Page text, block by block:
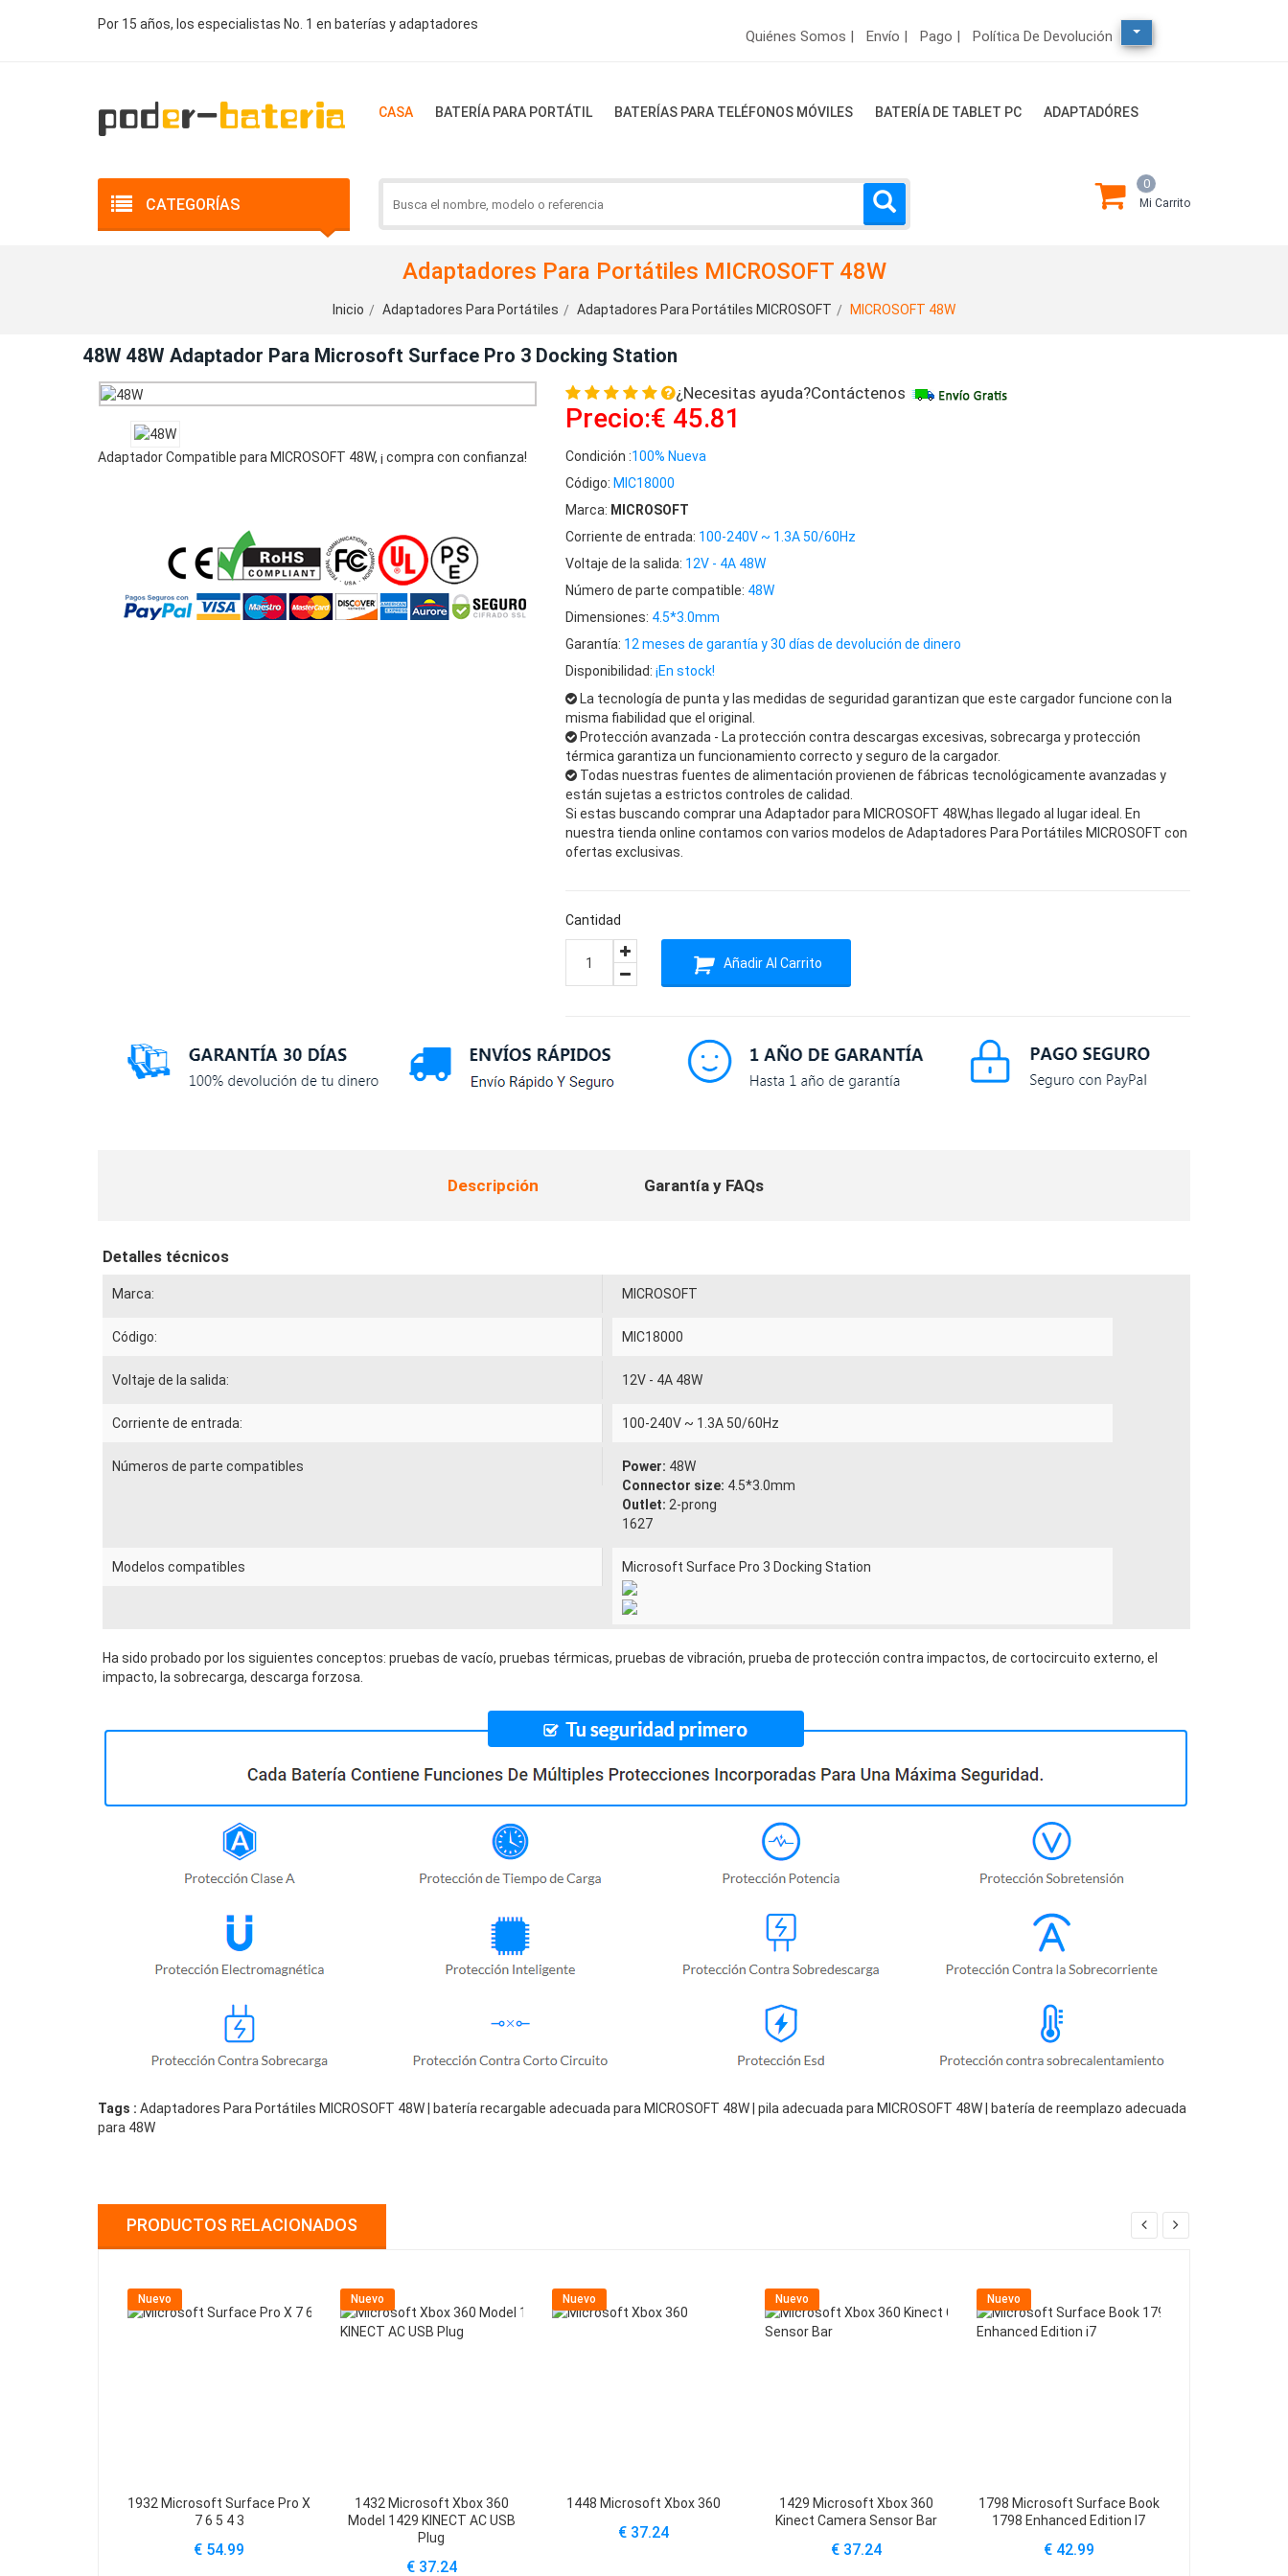
Por 15 años, los especialistas No. 1 en baterías y adaptadores
Quiénes Somos | Envío | Pago | Política De Devolución
CASA BATERÍA PARA PORTÁTIL BATERÍAS PARA TELÉFONOS MÓVILES BATERÍA DE TABLET PC ADAPTADÓRES
CATEGORÍAS
0
Mi Carrito
Adaptadores Para Portátiles MICROSOFT 48W
Inicio Adaptadores Para Portátiles Adaptadores Para Portátiles MICROSOFT MICROSOFT 48W
48W 48W Adaptador Para Microsoft Surface Pro 3 Docking Station
Adaptador Compatible para MICROSOFT 48W, ¡ compra con confianza!
¿Necesitas ayuda?Contáctenos
Precio:€ 45.81
Condición :100% Nueva
Código: MIC18000
Marca: MICROSOFT
Corriente de entrada: 100-240V ~ 1.3A 50/60Hz
Voltaje de la salida: 12V - 4A 48W
Número de parte compatible: 48W
Dimensiones: 4.5*3.0mm
Garantía: 12 meses de garantía y 30 días de devolución de dinero
Disponibilidad: ¡En stock!
La tecnología de punta y las medidas de seguridad garantizan que este cargador funcione con la
misma fiabilidad que el original.
Protección avanzada - La protección contra descargas excesivas, sobrecarga y protección
térmica garantiza un funcionamiento correcto y seguro de la cargador.
Todas nuestras fuentes de alimentación provienen de fábricas tecnológicamente avanzadas y
están sujetas a estrictos controles de calidad.
Si estas buscando comprar una Adaptador para MICROSOFT 48W,has llegado al lugar ideal. En
nuestra tienda online contamos con varios modelos de Adaptadores Para Portátiles MICROSOFT con
ofertas exclusivas.
Cantidad
Añadir Al Carrito
Descripción Garantía y FAQs
Detalles técnicos
Marca: MICROSOFT
Código: MIC18000
Voltaje de la salida: 12V - 4A 48W
Corriente de entrada: 100-240V ~ 1.3A 50/60Hz
Números de parte compatibles Power: 48W
Connector size: 4.5*3.0mm
Outlet: 2-prong
1627
Modelos compatibles Microsoft Surface Pro 3 Docking Station
Ha sido probado por los siguientes conceptos: pruebas de vacío, pruebas térmicas, pruebas de vibración, prueba de protección contra impactos, de cortocircuito externo, el
impacto, la sobrecarga, descarga forzosa.
Tags : Adaptadores Para Portátiles MICROSOFT 48W | batería recargable adecuada para MICROSOFT 48W | pila adecuada para MICROSOFT 48W | batería de reemplazo adecuada
para 48W
PRODUCTOS RELACIONADOS
Nuevo
1932 Microsoft Surface Pro X
7 6 5 4 3
€ 54.99
Nuevo
1432 Microsoft Xbox 360
Model 1429 KINECT AC USB
Plug
€ 37.24
Nuevo
1448 Microsoft Xbox 360
€ 37.24
Nuevo
1429 Microsoft Xbox 360
Kinect Camera Sensor Bar
€ 37.24
Nuevo
1798 Microsoft Surface Book
1798 Enhanced Edition I7
€ 42.99